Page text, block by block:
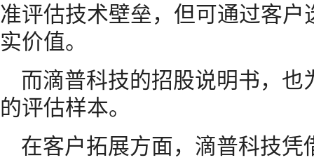
准评估技术壁垒，但可通过客
实价值。
而滴普科技的招股说明书，
的评估样本。
在客户拓展方面，滴普科技